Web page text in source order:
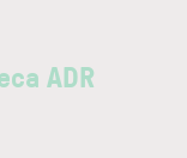
ADR